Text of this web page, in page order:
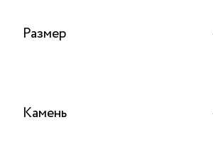
Размер
Камень